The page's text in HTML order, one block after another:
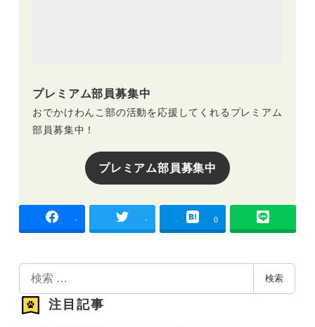
プレミアム部員募集中
おでかけわんこ部の活動を応援してくれるプレミアム
部員募集中！
プレミアム部員募集中
- - 0
検
索
検索
注目記事